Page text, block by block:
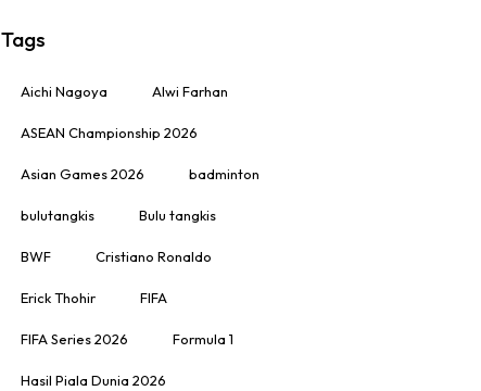
Tags
Aichi Nagoya Alwi Farhan
ASEAN Championship 2026
Asian Games 2026 badminton
bulutangkis Bulu tangkis
BWF Cristiano Ronaldo
Erick Thohir FIFA
FIFA Series 2026 Formula 1
Hasil Piala Dunia 2026